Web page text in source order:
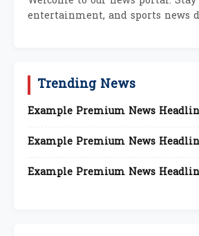
entertainment, and sports news
Trending News
Example Premium News
Example Premium News
Example Premium News